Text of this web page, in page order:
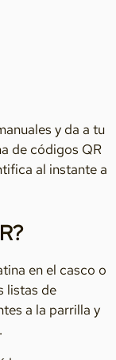
y da a tu
de códigos QR
al instante a
en el casco o
listas de
a la parrilla y